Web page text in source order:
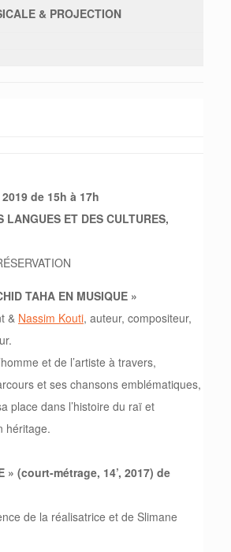
& PROJECTION
de 15h à 17h
LANGUES ET DES CULTURES,
TAHA EN MUSIQUE »
& Nassim Kouti, auteur, compositeur,
et de l’artiste à travers,
et ses chansons emblématiques,
place dans l’histoire du raï et
héritage.
» (court-métrage, 14’, 2017) de
de la réalisatrice et de Slimane